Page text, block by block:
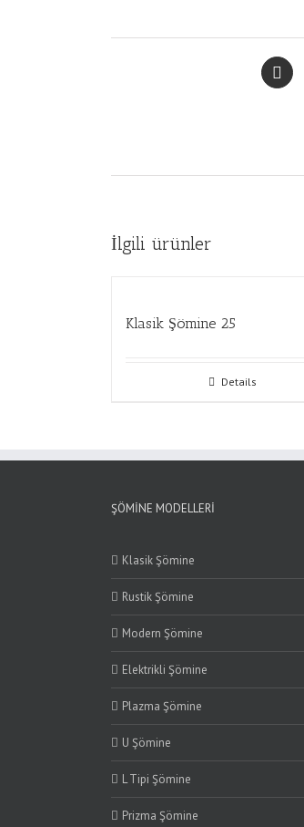
İlgili ürünler
Klasik Şömine 25
Details
ŞÖMINE MODELLERI
Klasik Şömine
Rustik Şömine
Modern Şömine
Elektrikli Şömine
Plazma Şömine
U Şömine
L Tipi Şömine
Prizma Şömine